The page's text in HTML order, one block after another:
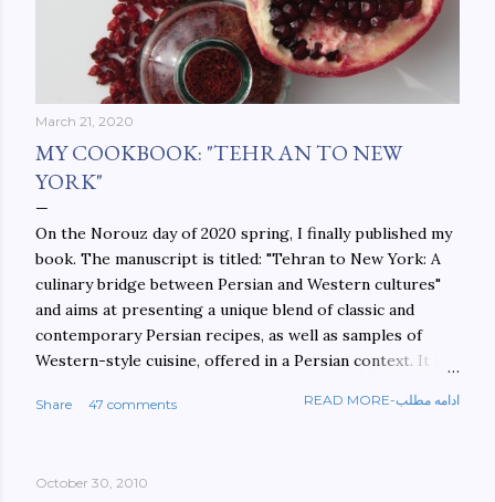
March 21, 2020
MY COOKBOOK: "TEHRAN TO NEW
YORK"
On the Norouz day of 2020 spring, I finally published my
book. The manuscript is titled: "Tehran to New York: A
culinary bridge between Persian and Western cultures"
and aims at presenting a unique blend of classic and
contemporary Persian recipes, as well as samples of
Western-style cuisine, offered in a Persian context. It is
walls. This book aims at constructing a bridge between
York-culinary-cultures-
Share 47 comments READ MORE-ادامه مطلب
October 30, 2010